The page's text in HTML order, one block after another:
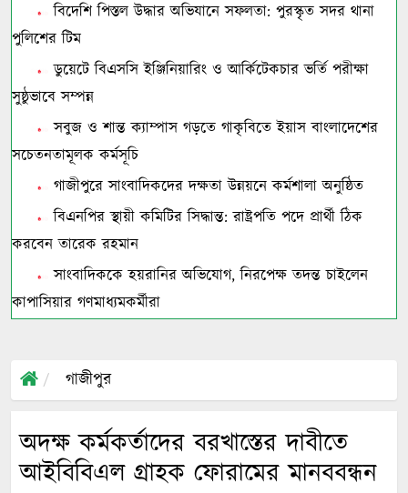
বিদেশি পিস্তল উদ্ধার অভিযানে সফলতা: পুরস্কৃত সদর থানা
পুলিশের টিম
ডুয়েটে বিএসসি ইঞ্জিনিয়ারিং ও আর্কিটেকচার ভর্তি পরীক্ষা
সুষ্ঠুভাবে সম্পন্ন
সবুজ ও শান্ত ক্যাম্পাস গড়তে গাকৃবিতে ইয়াস বাংলাদেশের
সচেতনতামূলক কর্মসূচি
গাজীপুরে সাংবাদিকদের দক্ষতা উন্নয়নে কর্মশালা অনুষ্ঠিত
বিএনপির স্থায়ী কমিটির সিদ্ধান্ত: রাষ্ট্রপতি পদে প্রার্থী ঠিক
করবেন তারেক রহমান
সাংবাদিককে হয়রানির অভিযোগ, নিরপেক্ষ তদন্ত চাইলেন
কাপাসিয়ার গণমাধ্যমকর্মীরা
গাজীপুর
অদক্ষ কর্মকর্তাদের বরখাস্তের দাবীতে
আইবিবিএল গ্রাহক ফোরামের মানববন্ধন